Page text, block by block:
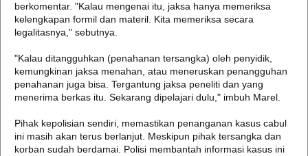
berkomentar. "Kalau mengenai itu, jaksa hanya memeriksa
kelengkapan formil dan materil. Kita memeriksa secara
legalitasnya," sebutnya.
"Kalau ditangguhkan (penahanan tersangka) oleh penyidik,
kemungkinan jaksa menahan, atau meneruskan penangguhan
penahanan juga bisa. Tergantung jaksa peneliti dan yang
menerima berkas itu. Sekarang dipelajari dulu," imbuh Marel.
Pihak kepolisian sendiri, memastikan penanganan kasus cabul
ini masih akan terus berlanjut. Meskipun pihak tersangka dan
korban sudah berdamai. Polisi membantah informasi kasus ini